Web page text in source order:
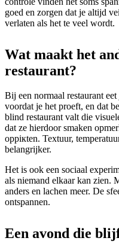
goed en zorgen dat je altijd
verlaten als het te veel wordt.
Wat maakt het
restaurant?
Bij een normaal restaurant
voordat je het proeft, en dat
blind restaurant valt die
dat ze hierdoor smaken
oppiкten. Textuur,
belangrijker.
Het is ook een sociaal
als niemand elkaar kan zien.
anders en lachen meer. De
ontspannen.
Een avond die